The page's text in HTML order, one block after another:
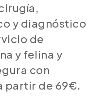
y diagnóstico
de
y felina y
con
partir de 69€.